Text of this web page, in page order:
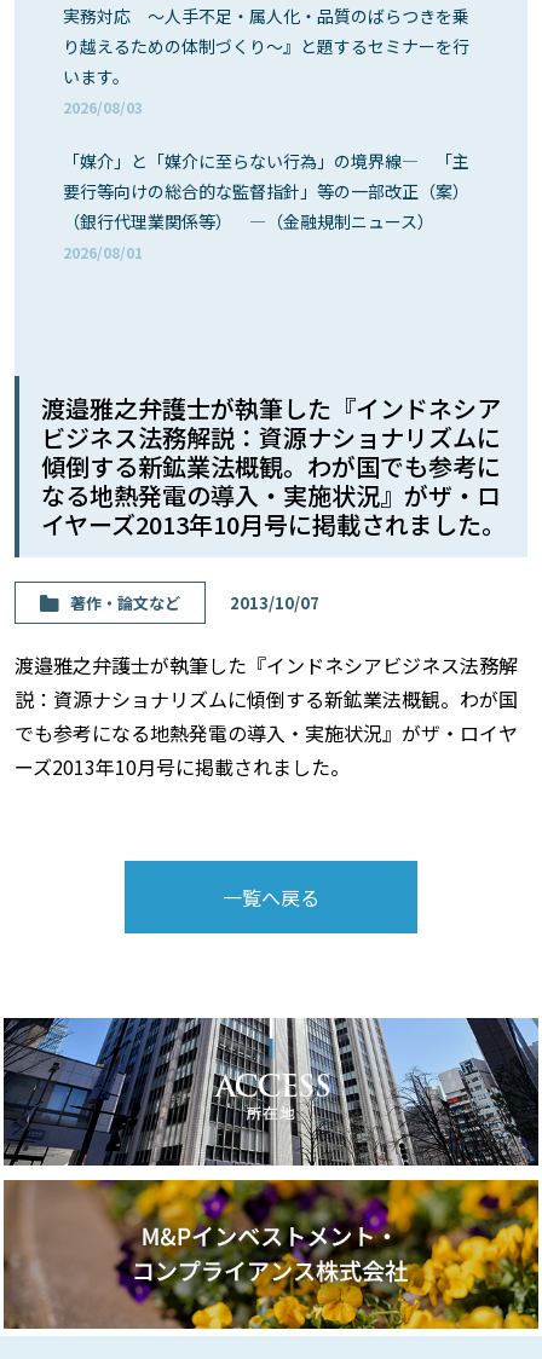
実務対応 ～人手不足・属人化・品質のばらつきを乗
り越えるための体制づくり～』と題するセミナーを行
います。
2026/08/03
「媒介」と「媒介に至らない行為」の境界線― 「主
要行等向けの総合的な監督指針」等の一部改正（案）
（銀行代理業関係等） ―（金融規制ニュース）
2026/08/01
渡邉雅之弁護士が執筆した『インドネシア
ビジネス法務解説：資源ナショナリズムに
傾倒する新鉱業法概観。わが国でも参考に
なる地熱発電の導入・実施状況』がザ・ロ
イヤーズ2013年10月号に掲載されました。
著作・論⽂など 2013/10/07
渡邉雅之弁護士が執筆した『インドネシアビジネス法務解
説：資源ナショナリズムに傾倒する新鉱業法概観。わが国
でも参考になる地熱発電の導入・実施状況』がザ・ロイヤ
ーズ2013年10月号に掲載されました。
一覧へ戻る